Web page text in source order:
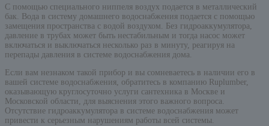
С помощью специального ниппеля воздух подается в металлический
бак. Вода в систему домашнего водоснабжения подается с помощью
замещения пространства с водой воздухом. Без гидроаккумулятора,
давление в трубах может быть нестабильным и тогда насос может
включаться и выключаться несколько раз в минуту, реагируя на
перепады давления в системе водоснабжения дома.
Если вам незнаком такой прибор и вы сомневаетесь в наличии его в
вашей системе водоснабжения, обратитесь в компанию Ruplumber,
оказывающую круглосуточно услуги сантехника в Москве и
Московской области, для выяснения этого важного вопроса.
Отсутствие гидроаккумулятора в системе водоснабжения может
привести к серьезным нарушениям работы всей системы.